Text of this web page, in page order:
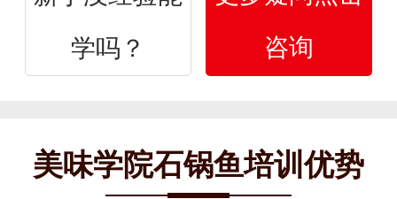
学吗？
咨询
美味学院石锅鱼培训优势